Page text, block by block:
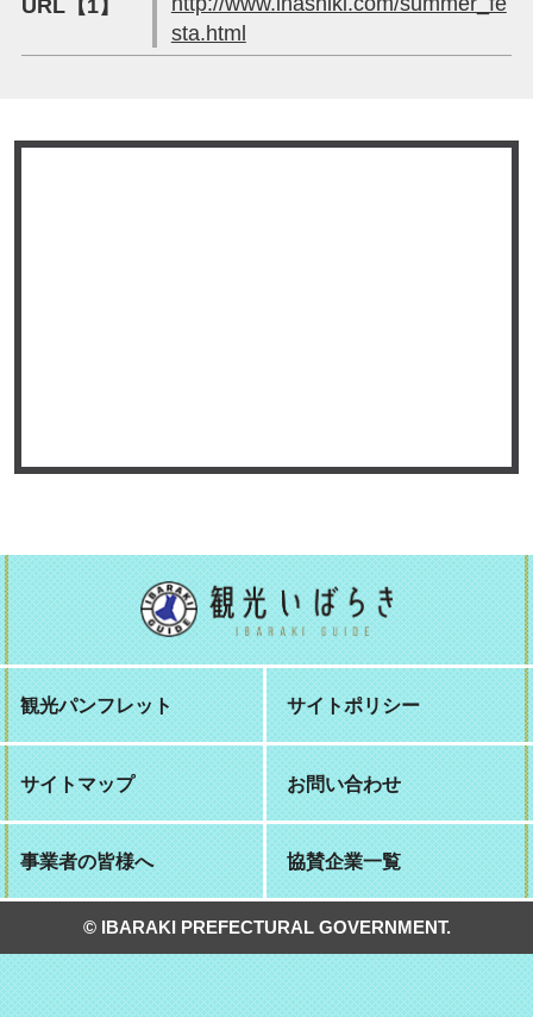
URL【1】
sta.html
観光パンフレット サイトポリシー
サイトマップ お問い合わせ
事業者の皆様へ 協賛企業一覧
© IBARAKI PREFECTURAL GOVERNMENT.